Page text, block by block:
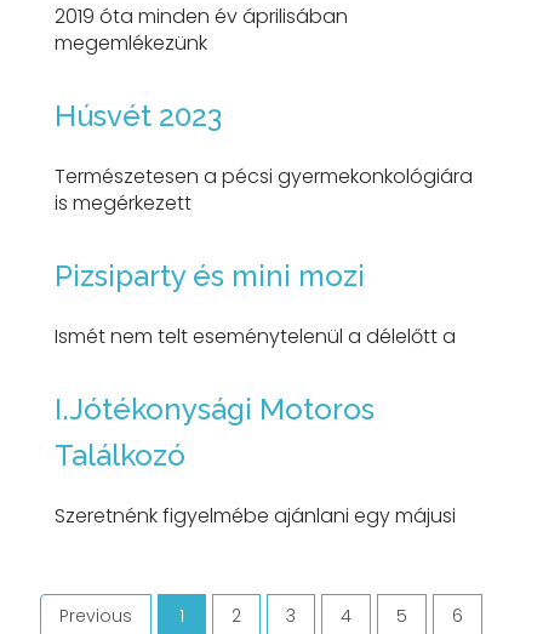
2019 óta minden év áprilisában
megemlékezünk
Húsvét 2023
Természetesen a pécsi gyermekonkológiára
is megérkezett
Pizsiparty és mini mozi
Ismét nem telt eseménytelenül a délelőtt a
I.Jótékonysági Motoros
Találkozó
Szeretnénk figyelmébe ajánlani egy májusi
Previous
1
2 3 4 5 6